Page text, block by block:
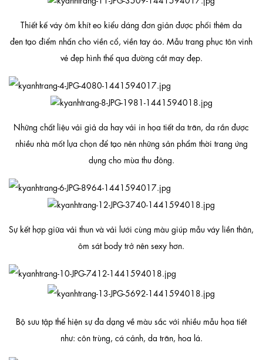
Thiết kế váy ôm khít eo kiểu dáng đơn giản được phối thêm da
đen tạo điểm nhấn cho viền cổ, viền tay áo. Mẫu trang phục tôn vinh
vẻ đẹp hình thể qua đường cắt may đẹp.
Những chất liệu vải giả da hay vải in họa tiết da trăn, da rắn được
nhiều nhà mốt lựa chọn để tạo nên những sản phẩm thời trang ứng
dụng cho mùa thu đông.
Sự kết hợp giữa vải thun và vải lưới cùng màu giúp mẫu váy liền thân,
ôm sát body trở nên sexy hơn.
Bộ sưu tập thể hiện sự đa dạng về màu sắc với nhiều mẫu họa tiết
như: côn trùng, cá cảnh, da trăn, hoa lá.